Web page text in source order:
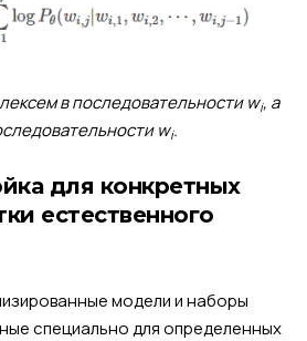
в последовательности wi, а
wi.
для конкретных
естественного
модели и наборы
специально для определенных